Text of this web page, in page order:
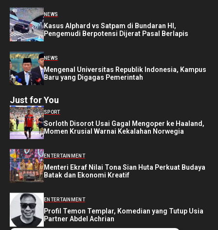
NEWS
Kasus Alphard vs Satpam di Bundaran HI,
Pengemudi Berpotensi Dijerat Pasal Berlapis
NEWS
Mengenal Universitas Republik Indonesia, Kampus
Baru yang Digagas Pemerintah
Just for You
SPORT
Sorloth Disorot Usai Gagal Mengoper ke Haaland,
Momen Krusial Warnai Kekalahan Norwegia
ENTERTAINMENT
Menteri Ekraf Nilai Tona Sian Huta Perkuat Budaya
Batak dan Ekonomi Kreatif
ENTERTAINMENT
Profil Temon Templar, Komedian yang Tutup Usia
Partner Abdel Achrian